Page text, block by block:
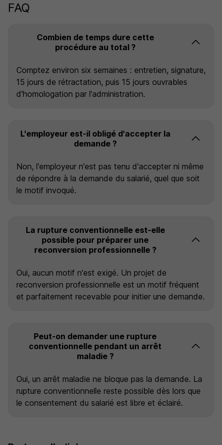
FAQ
Combien de temps dure cette
procédure au total ?
Comptez environ six semaines : entretien, signature,
15 jours de rétractation, puis 15 jours ouvrables
d'homologation par l'administration.
L'employeur est-il obligé d'accepter la
demande ?
Non, l'employeur n'est pas tenu d'accepter ni même
de répondre à la demande du salarié, quel que soit
le motif invoqué.
La rupture conventionnelle est-elle
possible pour préparer une
reconversion professionnelle ?
Oui, aucun motif n'est exigé. Un projet de
reconversion professionnelle est un motif fréquent
et parfaitement recevable pour initier une demande.
Peut-on demander une rupture
conventionnelle pendant un arrêt
maladie ?
Oui, un arrêt maladie ne bloque pas la demande. La
rupture conventionnelle reste possible dès lors que
le consentement du salarié est libre et éclairé.